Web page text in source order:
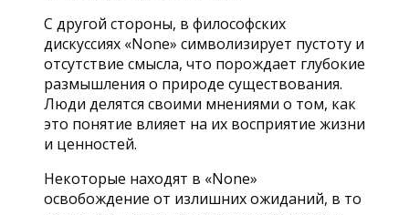
С другой стороны, в философских
дискуссиях «None» символизирует пустоту и
отсутствие смысла, что порождает глубокие
размышления о природе существования.
Люди делятся своими мнениями о том, как
это понятие влияет на их восприятие жизни
и ценностей.
Некоторые находят в «None»
освобождение от излишних ожиданий, в то